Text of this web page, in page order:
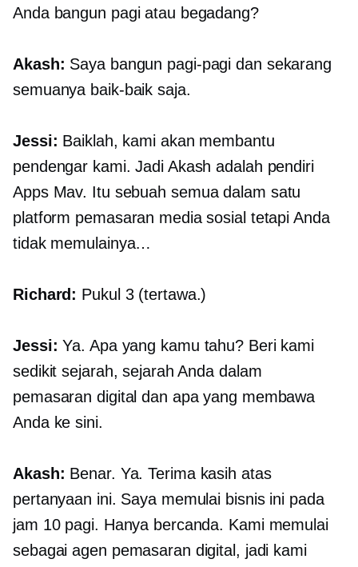
Anda bangun pagi atau begadang?
Akash: Saya bangun pagi-pagi dan sekarang
semuanya baik-baik saja.
Jessi: Baiklah, kami akan membantu
pendengar kami. Jadi Akash adalah pendiri
Apps Mav. Itu sebuah semua dalam satu
platform pemasaran media sosial tetapi Anda
tidak memulainya…
Richard: Pukul 3 (tertawa.)
Jessi: Ya. Apa yang kamu tahu? Beri kami
sedikit sejarah, sejarah Anda dalam
pemasaran digital dan apa yang membawa
Anda ke sini.
Akash: Benar. Ya. Terima kasih atas
pertanyaan ini. Saya memulai bisnis ini pada
jam 10 pagi. Hanya bercanda. Kami memulai
sebagai agen pemasaran digital, jadi kami